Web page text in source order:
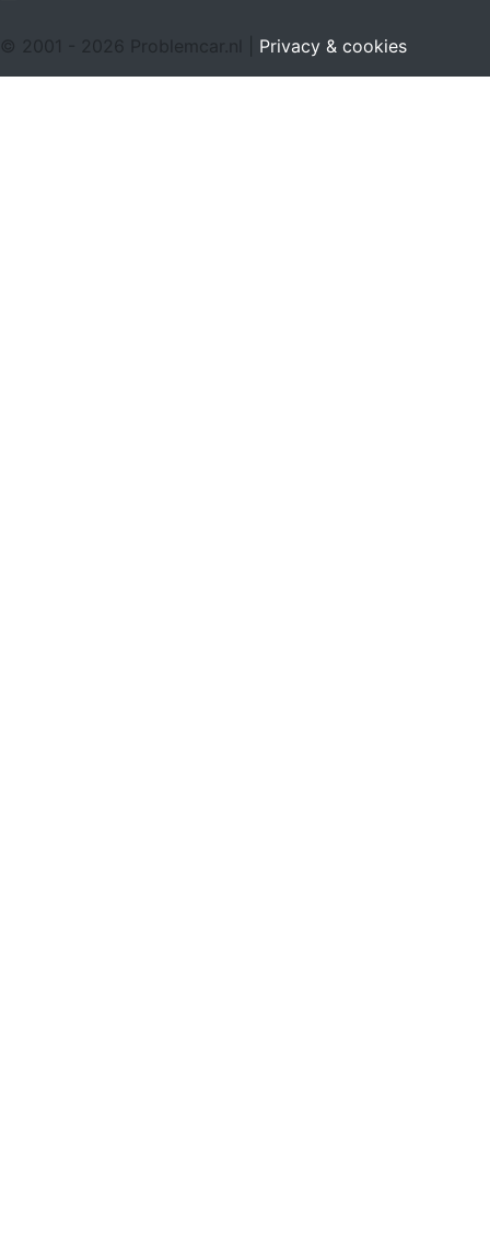
© 2001 - 2026 Problemcar.nl | Privacy & cookies